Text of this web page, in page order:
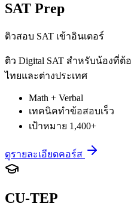
SAT Prep
ติวสอบ SAT เข้าอินเตอร์
ติว Digital SAT สำหรับน้องที่
ไทยและต่างประเทศ
Math + Verbal
เทคนิคทำข้อสอบเร็ว
เป้าหมาย 1,400+
ดูรายละเอียดคอร์ส
CU-TEP